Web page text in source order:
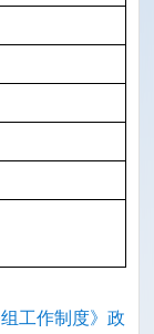
工作制度》政